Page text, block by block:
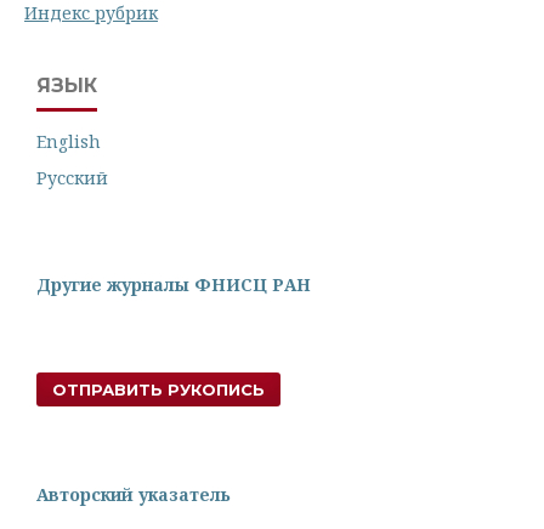
Индекс рубрик
ЯЗЫК
English
Русский
Другие журналы ФНИСЦ РАН
ОТПРАВИТЬ РУКОПИСЬ
Авторский указатель